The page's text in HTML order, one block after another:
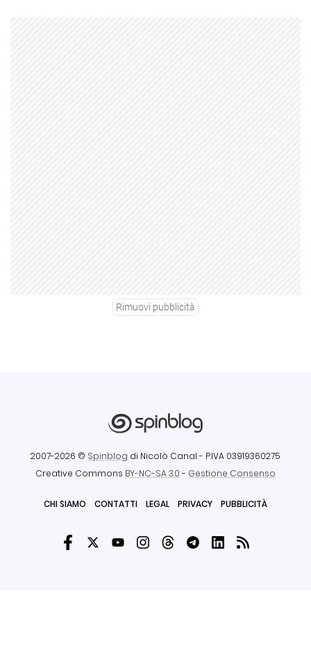
Rimuovi pubblicità
2007-2026 © Spinblog di Nicolò Canal - P.IVA 03919360275
Creative Commons BY-NC-SA 3.0- Gestione Consenso
CHI SIAMO CONTATTI LEGAL PRIVACY PUBBLICITÀ